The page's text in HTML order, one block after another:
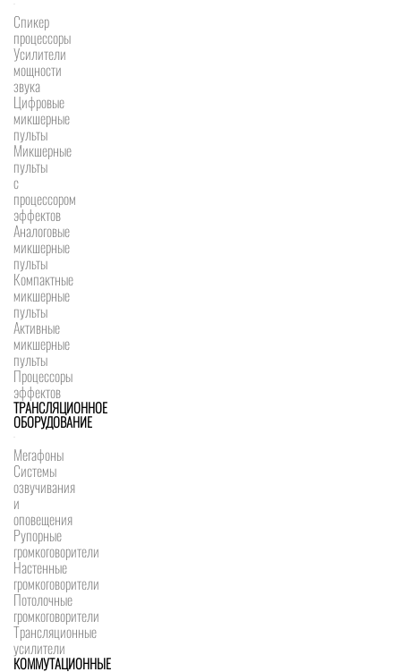
Спикер
процессоры
Усилители
мощности
звука
Цифровые
микшерные
пульты
Микшерные
пульты
с
процессором
эффектов
Аналоговые
микшерные
пульты
Компактные
микшерные
пульты
Активные
микшерные
пульты
Процессоры
эффектов
ТРАНСЛЯЦИОННОЕ
ОБОРУДОВАНИЕ
Мегафоны
Системы
озвучивания
и
оповещения
Рупорные
громкоговорители
Настенные
громкоговорители
Потолочные
громкоговорители
Трансляционные
усилители
КОММУТАЦИОННЫЕ